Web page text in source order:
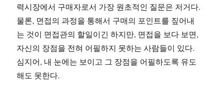
의
력시장에서 구매자로서 가장 원초적인 질문은 저거다.
물론, 면접의 과정을 통해서 구매의 포인트를 짚어내
는 것이 면접관의 할일이긴 하지만, 면접을 보다 보면,
자신의 장점을 전혀 어필하지 못하는 사람들이 있다.
심지어, 내 눈에는 보이고 그 장점을 어필하도록 유도
해도 못한다.